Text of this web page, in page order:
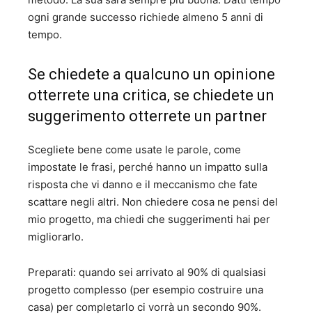
ogni grande successo richiede almeno 5 anni di
tempo.
Se chiedete a qualcuno un opinione
otterrete una critica, se chiedete un
suggerimento otterrete un partner
Scegliete bene come usate le parole, come
impostate le frasi, perché hanno un impatto sulla
risposta che vi danno e il meccanismo che fate
scattare negli altri. Non chiedere cosa ne pensi del
mio progetto, ma chiedi che suggerimenti hai per
migliorarlo.
Preparati: quando sei arrivato al 90% di qualsiasi
progetto complesso (per esempio costruire una
casa) per completarlo ci vorrà un secondo 90%.